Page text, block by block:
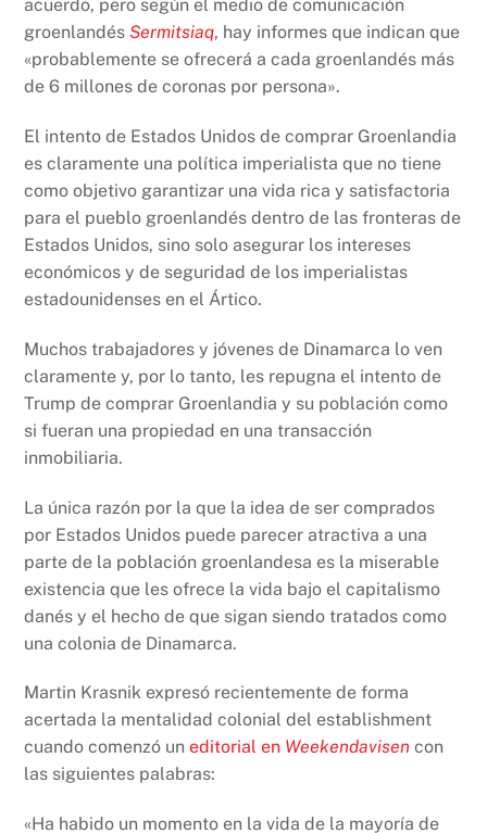
acuerdo, pero según el medio de comunicación
groenlandés Sermitsiaq, hay informes que indican que
«probablemente se ofrecerá a cada groenlandés más
de 6 millones de coronas por persona».
El intento de Estados Unidos de comprar Groenlandia
es claramente una política imperialista que no tiene
como objetivo garantizar una vida rica y satisfactoria
para el pueblo groenlandés dentro de las fronteras de
Estados Unidos, sino solo asegurar los intereses
económicos y de seguridad de los imperialistas
estadounidenses en el Ártico.
Muchos trabajadores y jóvenes de Dinamarca lo ven
claramente y, por lo tanto, les repugna el intento de
Trump de comprar Groenlandia y su población como
si fueran una propiedad en una transacción
inmobiliaria.
La única razón por la que la idea de ser comprados
por Estados Unidos puede parecer atractiva a una
parte de la población groenlandesa es la miserable
existencia que les ofrece la vida bajo el capitalismo
danés y el hecho de que sigan siendo tratados como
una colonia de Dinamarca.
Martin Krasnik expresó recientemente de forma
acertada la mentalidad colonial del establishment
cuando comenzó un editorial en Weekendavisen con
las siguientes palabras:
«Ha habido un momento en la vida de la mayoría de